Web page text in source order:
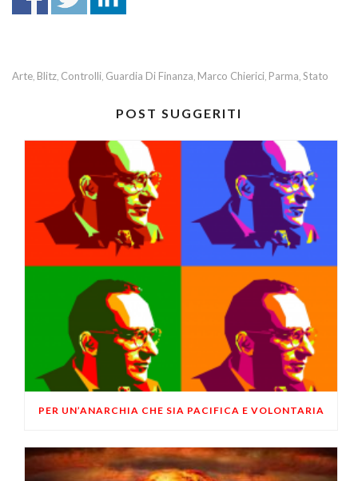
Arte Blitz Controlli Guardia Di Finanza Marco Chierici Parma Stato
POST SUGGERITI
PER UN’ANARCHIA CHE SIA PACIFICA E VOLONTARIA